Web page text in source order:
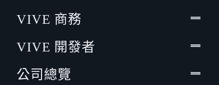
VIVE 商務
VIVE 開發者
公司總覽